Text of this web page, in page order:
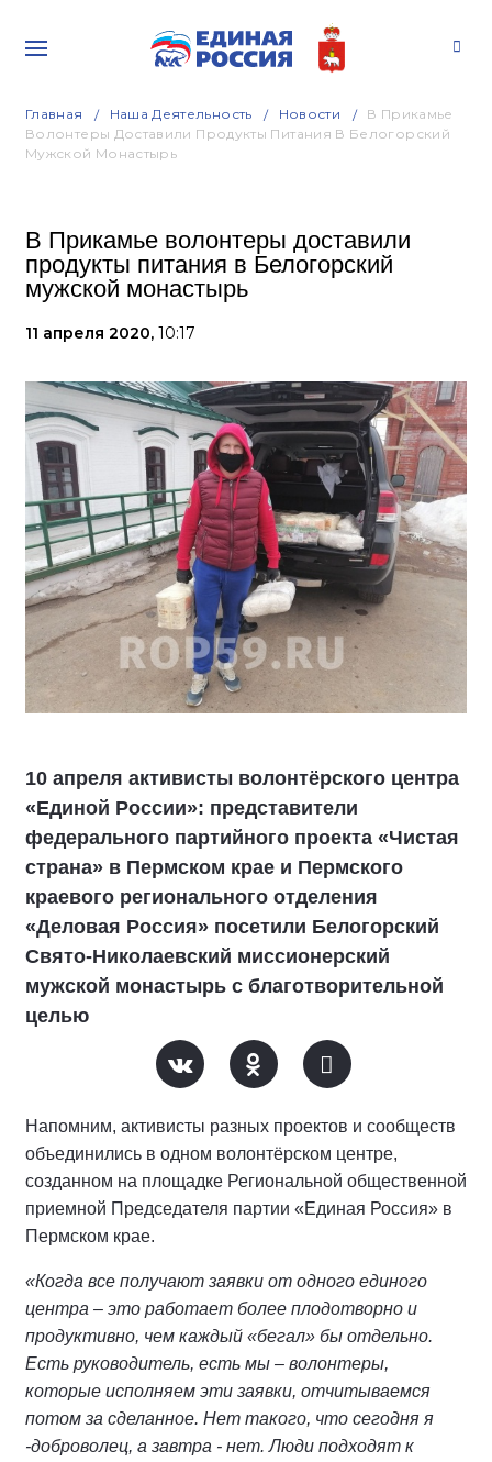
Главная Наша Деятельность Новости
В Прикамье
Волонтеры Доставили Продукты Питания В Белогорский
Мужской Монастырь
В Прикамье волонтеры доставили
продукты питания в Белогорский
мужской монастырь
11 апреля 2020, 10:17
10 апреля активисты волонтёрского центра
«Единой России»: представители
федерального партийного проекта «Чистая
страна» в Пермском крае и Пермского
краевого регионального отделения
«Деловая Россия» посетили Белогорский
Свято-Николаевский миссионерский
мужской монастырь с благотворительной
целью
Напомним, активисты разных проектов и сообществ
объединились в одном волонтёрском центре,
созданном на площадке Региональной общественной
приемной Председателя партии «Единая Россия» в
Пермском крае.
«Когда все получают заявки от одного единого
центра – это работает более плодотворно и
продуктивно, чем каждый «бегал» бы отдельно.
Есть руководитель, есть мы – волонтеры,
которые исполняем эти заявки, отчитываемся
потом за сделанное. Нет такого, что сегодня я
-доброволец, а завтра - нет. Люди подходят к